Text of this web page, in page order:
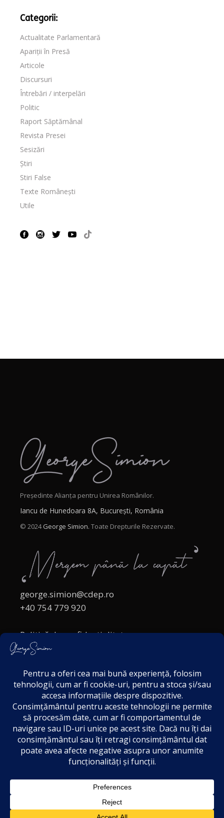
Categorii:
Actualitate Parlamentară
Apariții în Presă
Articole
Discursuri
Întrebări / interpelări
Politic
Raport Săptămânal
Revista Presei
Sesizări
Știri
Stiri False
Texte Românești
Utile
Președinte Alianța pentru Unirea Românilor.
Iancu de Hunedoara 8A, București, România
© 2024George Simion. Toate Drepturile Rezervate.
george.simion@cdep.ro
+40 754 779 920
Politică de confidențialitate
Politica cookies
Acordul de markting
Disclaimer